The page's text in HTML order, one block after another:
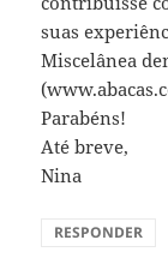
suas
Miscelânea
Parabéns!
Até breve,
Nina
RESPONDER